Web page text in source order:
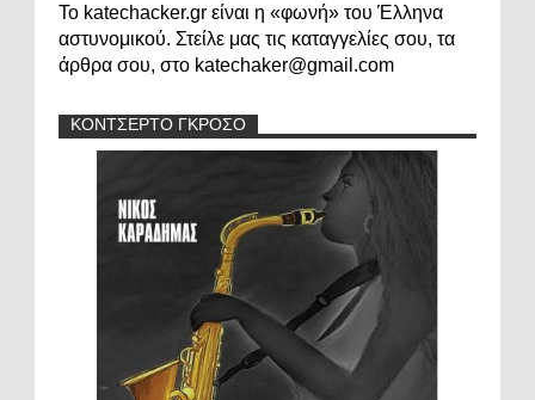
Το katechacker.gr είναι η «φωνή» του Έλληνα
αστυνομικού. Στείλε μας τις καταγγελίες σου, τα
άρθρα σου, στο katechaker@gmail.com
ΚΟΝΤΣΕΡΤΟ ΓΚΡΟΣΟ